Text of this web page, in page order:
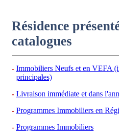
Résidence
catalogues
Immobiliers Neufs et en VEFA
principales)
Livraison immédiate et dans
Programmes Immobiliers en
Programmes Immobiliers